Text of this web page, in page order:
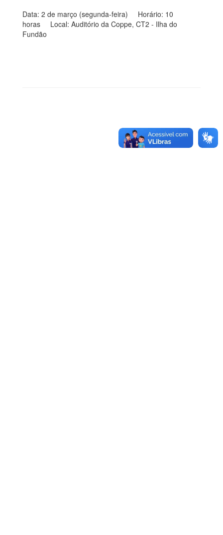
Data: 2 de março (segunda-feira) Horário: 10
horas Local: Auditório da Coppe, CT2 - Ilha do
Fundão